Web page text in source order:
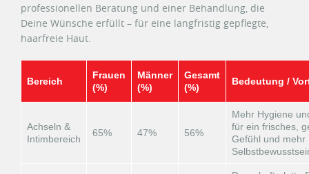
professionellen Beratung und einer Behandlung, die
Deine Wünsche erfüllt – für eine langfristig gepflegte,
haarfreie Haut.
Bereich
Frauen
(%)
Männer
(%)
Gesamt
(%)
Bedeutung /
Achseln &
Intimbereich
65% 47% 56%
Mehr Hygiene
für ein frisches,
Gefühl und mehr